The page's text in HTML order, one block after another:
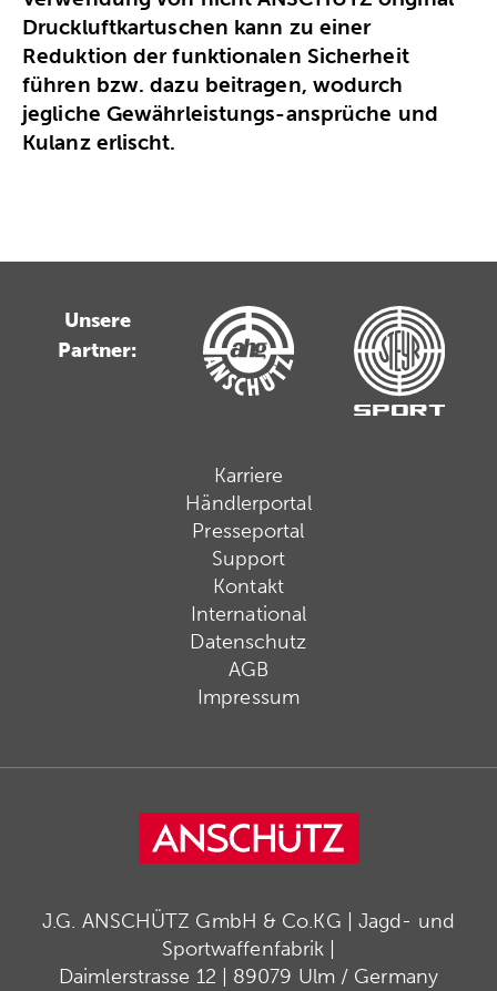
Druckluftkartuschen kann zu einer
Reduktion der funktionalen Sicherheit
führen bzw. dazu beitragen, wodurch
jegliche Gewährleistungs-ansprüche und
Kulanz erlischt.
Unsere
Partner:
Karriere
Händlerportal
Presseportal
Support
Kontakt
International
Datenschutz
AGB
Impressum
J.G. ANSCHÜTZ GmbH & Co.KG | Jagd- und
Sportwaffenfabrik |
Daimlerstrasse 12 | 89079 Ulm / Germany